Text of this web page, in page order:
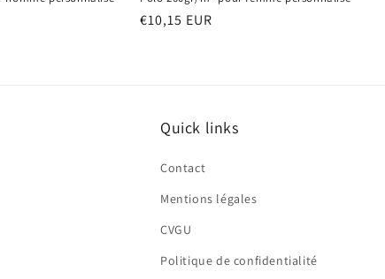
Prix
€10,15 EUR
Quick links
Contact
Mentions légales
CVGU
Politique de confidentialité